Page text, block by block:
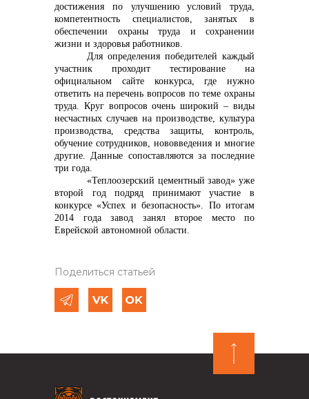
достижения по улучшению условий труда,
компетентность специалистов, занятых в
обеспечении охраны труда и сохранении
жизни и здоровья работников.
Для определения победителей каждый
участник проходит тестирование на
официальном сайте конкурса, где нужно
ответить на перечень вопросов по теме охраны
труда. Круг вопросов очень широкий – виды
несчастных случаев на производстве, культура
производства, средства защиты, контроль,
обучение сотрудников, нововведения и многие
другие. Данные сопоставляются за последние
три года.
«Теплоозерский цементный завод» уже
второй год подряд принимают участие в
конкурсе «Успех и безопасность». По итогам
2014 года завод занял второе место по
Еврейской автономной области.
Поделиться статьей